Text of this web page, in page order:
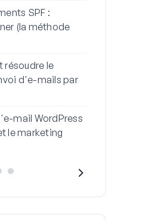
SPF :
(la méthode
résoudre le
d'e-mails par
mail WordPress
le marketing